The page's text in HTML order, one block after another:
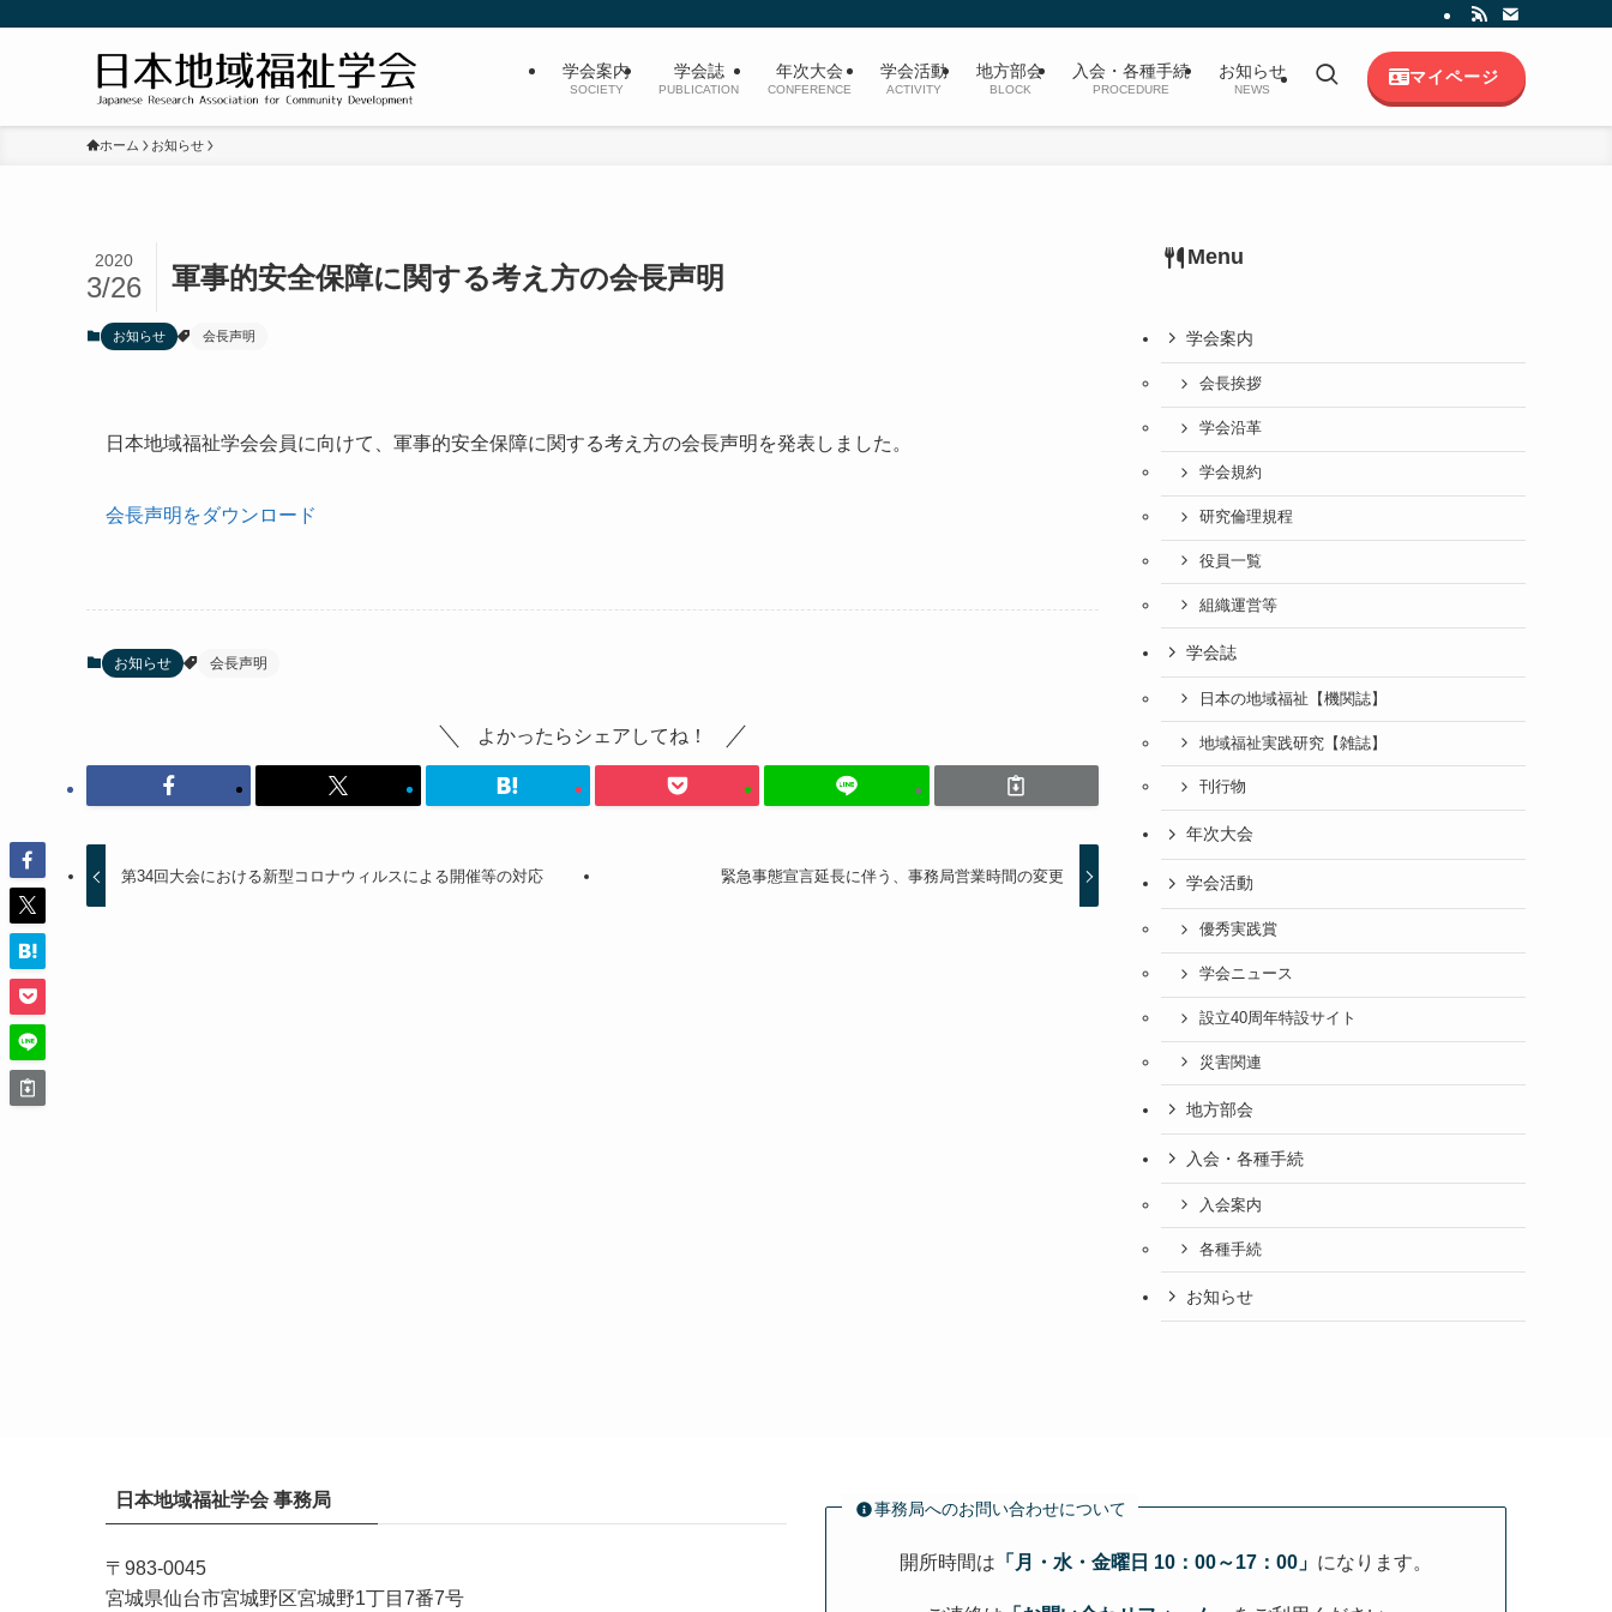
学会案内
SOCIETY
学会誌
PUBLICATION
年次大会
CONFERENCE
学会活動
ACTIVITY
地方部会
BLOCK
入会・各種手続
PROCEDURE
お知らせ
NEWS
マイページ
ホーム お知らせ
軍事的安全保障に関する考え方の会長声明
2020
3/26
お知らせ 会長声明
日本地域福祉学会会員に向けて、軍事的安全保障に関する考え方の会長声明を発表しました。
会長声明をダウンロード
お知らせ 会長声明
よかったらシェアしてね！
第34回大会における新型コロナウィルスによる開催等の対応 緊急事態宣言延長に伴う、事務局営業時間の変更
Menu
学会案内
会長挨拶
学会沿革
学会規約
研究倫理規程
役員一覧
組織運営等
学会誌
日本の地域福祉【機関誌】
地域福祉実践研究【雑誌】
刊行物
年次大会
学会活動
優秀実践賞
学会ニュース
設立40周年特設サイト
災害関連
地方部会
入会・各種手続
入会案内
各種手続
お知らせ
日本地域福祉学会 事務局
〒983-0045
宮城県仙台市宮城野区宮城野1丁目7番7号
事務局へのお問い合わせについて
開所時間は 「月・水・金曜日 10：00～17：00」 になります。